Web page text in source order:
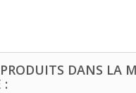
DANS LA
: